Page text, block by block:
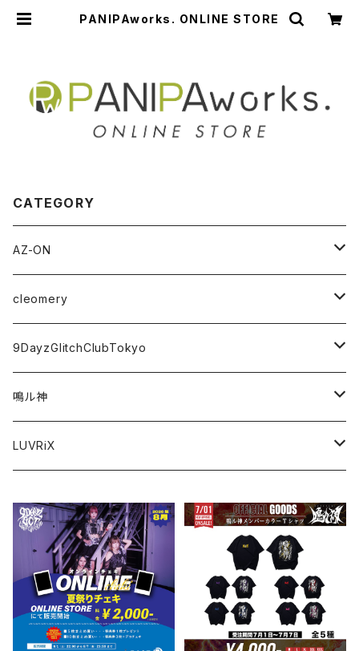
PANIPAworks. ONLINE STORE
CATEGORY
AZ-ON
チェキ券(現場受取)
アパレル
グッズ
オンラインチェキ
cleomery
チェキ券(現場受取)
アパレル
グッズ
9DayzGlitchClubTokyo
アパレル
グッズ
チェキ券(現場受取)
鳴ル神
アパレル
チェキ券(現場受取）
グッズ
LUVRiX
オンラインチェキ